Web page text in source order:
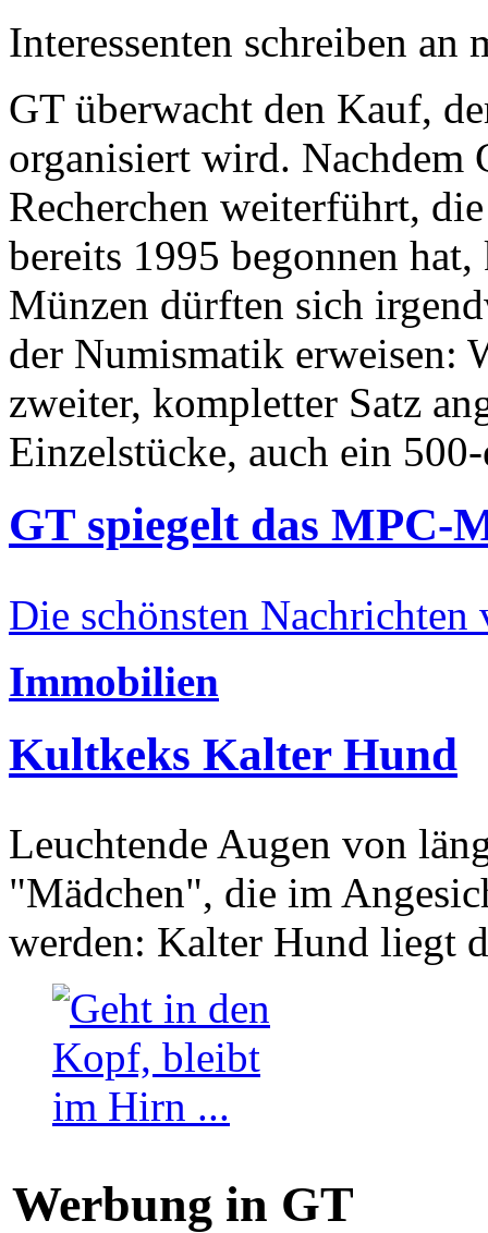
Interessenten schreiben
GT überwacht den Kauf,
organisiert wird. Nachdem
Recherchen weiterführt,
bereits 1995 begonnen
Münzen dürften sich
der Numismatik erweisen:
zweiter, kompletter Satz
Einzelstücke, auch ein
GT spiegelt das MPC-
Die schönsten Nachrichten
Immobilien
Kultkeks Kalter Hund
Leuchtende Augen von
"Mädchen", die im
werden: Kalter Hund liegt
Werbung in GT